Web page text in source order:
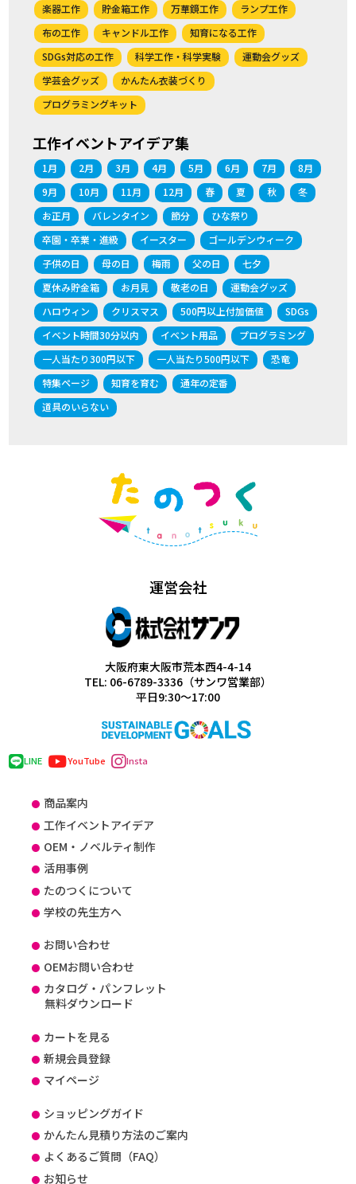
楽器工作
貯金箱工作 万華鏡工作
ランプ工作
布の工作
キャンドル工作
知育になる工作
SDGs対応の工作
科学工作・科学実験
運動会グッズ
学芸会グッズ
かんたん衣装づくり
プログラミングキット
工作イベントアイデア集
1月 2月 3月 4月 5月 6月 7月
8月
9月
10月 11月 12月 春 夏 秋
冬
お正月
バレンタイン 節分
ひな祭り
卒園・卒業・進級
イースター
ゴールデンウィーク
子供の日
母の日 梅雨 父の日
七夕
夏休み貯金箱
お月見 敬老の日
運動会グッズ
ハロウィン
クリスマス 500円以上付加価値
SDGs
イベント時間30分以内
イベント用品
プログラミング
一人当たり300円以下
一人当たり500円以下
恐竜
特集ページ
知育を育む
通年の定番
道具のいらない
運営会社
大阪府東大阪市荒本西4-4-14
TEL: 06-6789-3336（サンワ営業部）
平日9:30～17:00
LINE YouTube Insta
商品案内
工作イベントアイデア
OEM・ノベルティ制作
活用事例
たのつくについて
学校の先生方へ
お問い合わせ
OEMお問い合わせ
カタログ・パンフレット
無料ダウンロード
カートを見る
新規会員登録
マイページ
ショッピングガイド
かんたん見積り方法のご案内
よくあるご質問（FAQ）
お知らせ